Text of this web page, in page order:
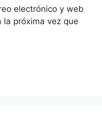
electrónico y web
la próxima vez que